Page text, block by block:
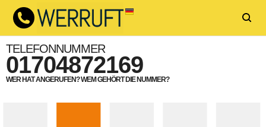
TELEFONNUMMER
01704872169
WER HAT ANGERUFEN? WEM GEHÖRT DIE NUMMER?